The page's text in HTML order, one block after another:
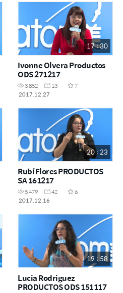
17 : 30
Ivonne Olvera Productos
ODS 271217
3,852 13
7
2017.12.27
20 : 23
Rubí Flores PRODUCTOS
SA 161217
5,479 42
6
2017.12.16
19 : 58
Lucia Rodriguez
PRODUCTOS ODS 151117